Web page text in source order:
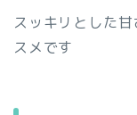
スッキリとした
スメです